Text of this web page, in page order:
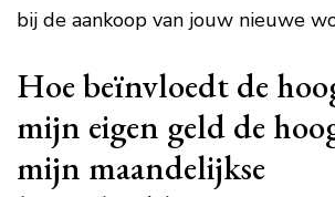
bij de aankoop van jouw nieuwe
Hoe beïnvloedt de
mijn eigen geld de
mijn maandelijkse